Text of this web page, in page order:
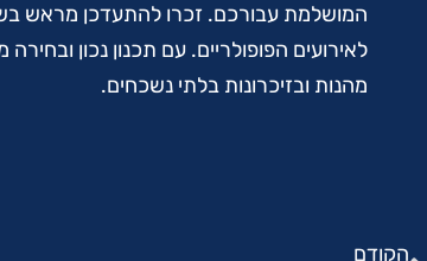
המושלמת עבורכם. זכרו להתעדכן מראש
לאירועים הפופולריים. עם תכנון נכון
מהנות ובזיכרונות בלתי נשכחים.
הקודם